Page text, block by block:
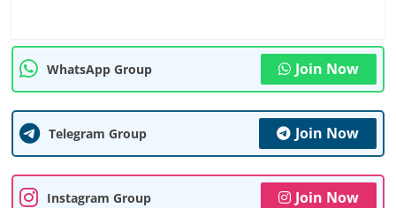
WhatsApp Group Join Now
Telegram Group Join Now
Instagram Group Join Now